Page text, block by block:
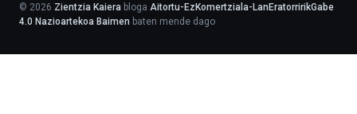
© 2026 Zientzia Kaiera bloga Aitortu-EzKomertziala-LanEratorririkGabe
4.0 Nazioartekoa Baimen baten mende dago